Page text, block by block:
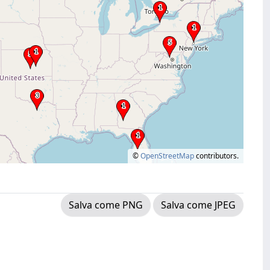
©OpenStreetMapcontributors.
Salva come PNG Salva come JPEG